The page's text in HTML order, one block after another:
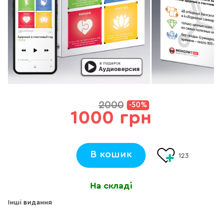
Інші видання
2000 -50%
1000 грн
В кошик 123
На складі